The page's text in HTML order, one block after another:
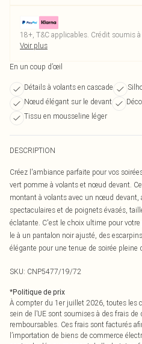
18+, T&C applicables. Crédit soumis
Voir plus
En un coup d’œil
Détails à volants en cascade
Nœud élégant sur le devant
Tissu en mousseline léger
DESCRIPTION
Créez l'ambiance parfaite pour vos
vert pomme à volants et nœud devant.
montant à volants avec un nœud devant,
spectaculaires et de poignets évasés,
éclatante. C'est le choix ultime pour
le à un pantalon noir ajusté, des
élégante pour une tenue de soirée pleine
SKU: CNP5477/19/72
*Politique de prix
À compter du 1er juillet 2026, toutes les
sein de l’UE sont soumises à des frais
remboursables. Ces frais sont facturés
l’importation de biens de commerce